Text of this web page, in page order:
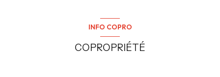
INFO COPRO
COPROPRIÉTÉ